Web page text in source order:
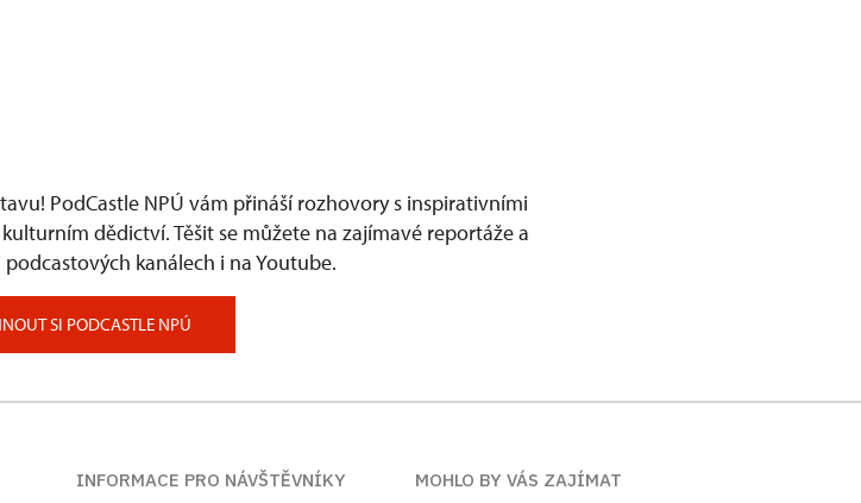
PodCastle NPÚ vám přináší rozhovory s inspirativními
dědictví. Těšit se můžete na zajímavé reportáže a
kanálech i na Youtube.
SI PODCASTLE NPÚ
INFORMACE PRO NÁVŠTĚVNÍKY
MOHLO BY VÁS ZAJÍMAT